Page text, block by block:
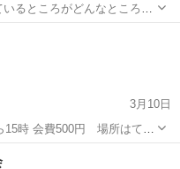
るところがどんなところな
」 「琉球御廟を管理してる
3月10日
時 会費500円 場所はてぃ
す。 本が好きな人や本に関
ん。 お気軽にご参加をお待